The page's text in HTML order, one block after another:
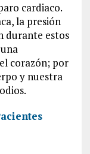
cardiaco.
la presión
durante estos
corazón; por
y nuestra